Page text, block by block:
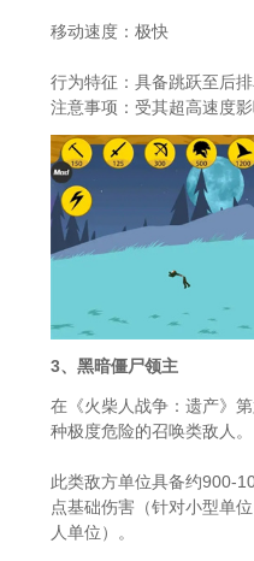
移动速度：极快
行为特征：具备跳跃至后
注意事项：受其超高速度
3、黑暗僵尸领主
在《火柴人战争：遗产》
种极度危险的召唤类敌人。
此类敌方单位具备约900-
点基础伤害（针对小型单
人单位）。